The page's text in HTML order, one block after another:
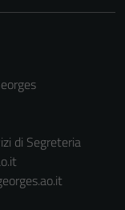
di Segreteria